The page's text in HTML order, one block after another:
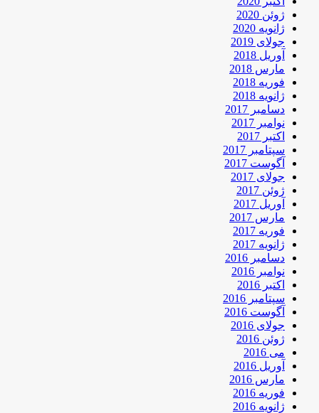
ژوئن 2020
ژانویه 2020
جولای 2019
آوریل 2018
مارس 2018
فوریه 2018
ژانویه 2018
دسامبر 2017
نوامبر 2017
اکتبر 2017
سپتامبر 2017
آگوست 2017
جولای 2017
ژوئن 2017
آوریل 2017
مارس 2017
فوریه 2017
ژانویه 2017
دسامبر 2016
نوامبر 2016
اکتبر 2016
سپتامبر 2016
آگوست 2016
جولای 2016
ژوئن 2016
می 2016
آوریل 2016
مارس 2016
فوریه 2016
ژانویه 2016